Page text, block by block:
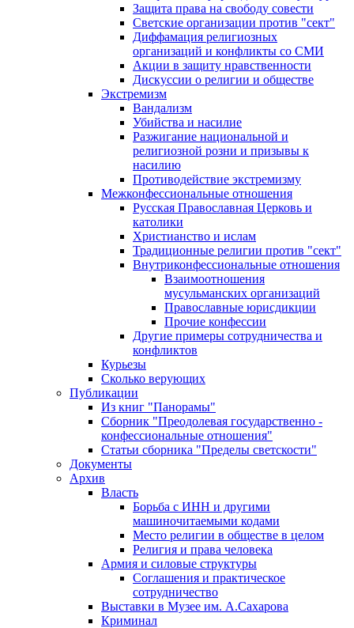
Защита права на свободу совести
Светские организации против "сект"
Диффамация религиозных
организаций и конфликты со СМИ
Акции в защиту нравственности
Дискуссии о религии и обществе
Экстремизм
Вандализм
Убийства и насилие
Разжигание национальной и
религиозной розни и призывы к
насилию
Противодействие экстремизму
Межконфессиональные отношения
Русская Православная Церковь и
католики
Христианство и ислам
Традиционные религии против "сект"
Внутриконфессиональные отношения
Взаимоотношения
мусульманских организаций
Православные юрисдикции
Прочие конфессии
Другие примеры сотрудничества и
конфликтов
Курьезы
Сколько верующих
Публикации
Из книг "Панорамы"
Сборник "Преодолевая государственно -
конфессиональные отношения"
Статьи сборника "Пределы светскости"
Документы
Архив
Власть
Борьба с ИНН и другими
машиночитаемыми кодами
Место религии в обществе в целом
Религия и права человека
Армия и силовые структуры
Соглашения и практическое
сотрудничество
Выставки в Музее им. А.Сахарова
Криминал